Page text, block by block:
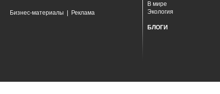
Бизнес-материалы Реклама
В мире
Экология
БЛОГИ